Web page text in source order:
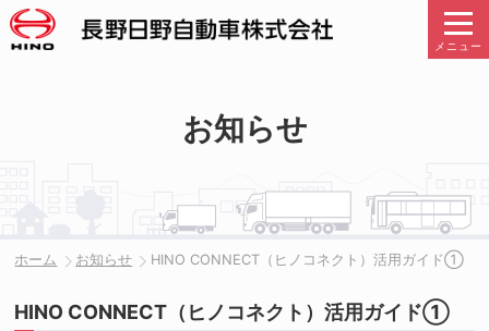
メニュー
お知らせ
ホーム お知らせ HINO CONNECT（ヒノコネクト）活用ガイド①
HINO CONNECT（ヒノコネクト）活用ガイド①